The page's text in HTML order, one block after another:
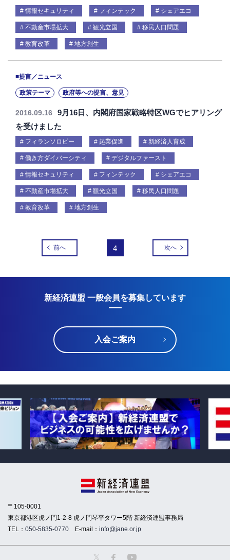
情報セキュリティ フィンテック シェアエコ
不動産市場拡大 観光立国 移民人口問題
教育改革 地方創生
■提言／ニュース
政策テーマ 政府等への提言、意見
2016.09.16
9月16日、内閣府国家戦略特区WGでヒアリング
を受けました
フィランソロピー 起業促進 新経済人育成
働き方ダイバーシティ デジタルファースト
情報セキュリティ フィンテック シェアエコ
不動産市場拡大 観光立国 移民人口問題
教育改革 地方創生
前へ 4 次へ
新経済連盟 一般会員を募集しています
入会ご案内
〒105-0001
東京都港区虎ノ門1-2-8 虎ノ門琴平タワー5階 新経済連盟事務局
TEL： 050-5835-0770 E-mail： info@jane.or.jp